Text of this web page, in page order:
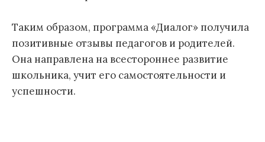
Таким образом, программа «Диалог» получила
позитивные отзывы педагогов и родителей.
Она направлена на всестороннее развитие
школьника, учит его самостоятельности и
успешности.